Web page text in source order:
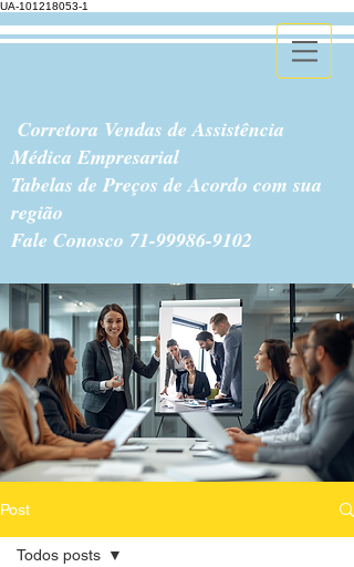
UA-101218053-1
Corretora Vendas de Assistência
Médica Empresarial
Tabelas de Preços de Acordo com sua
região
Fale Conosco 71-99986-9102
Post
Todos posts